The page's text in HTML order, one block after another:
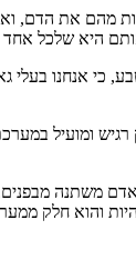
מהם את הדם,
כי אנחנו בעלי
ומועיל
משתנה